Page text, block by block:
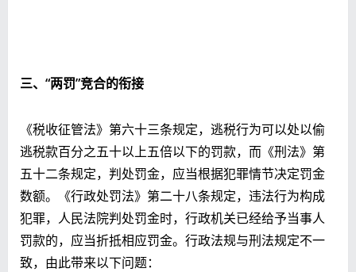
三、“两罚”竞合的衔接
《税收征管法》第六十三条规定，逃税行为可以处以偷
逃税款百分之五十以上五倍以下的罚款，而《刑法》第
五十二条规定，判处罚金，应当根据犯罪情节决定罚金
数额。《行政处罚法》第二十八条规定，违法行为构成
犯罪，人民法院判处罚金时，行政机关已经给予当事人
罚款的，应当折抵相应罚金。行政法规与刑法规定不一
致，由此带来以下问题：